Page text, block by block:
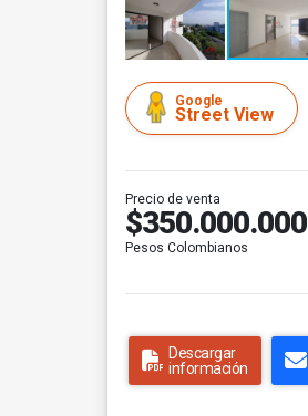
Google
Street View
Precio de venta
$350.000.000
Pesos Colombianos
Descargar
información